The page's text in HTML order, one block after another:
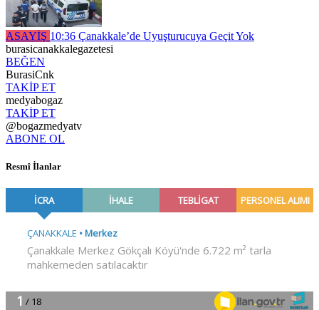
ASAYİŞ 10:36 Çanakkale’de Uyuşturucuya Geçit Yok
burasicanakkalegazetesi
BEĞEN
BurasiCnk
TAKİP ET
medyabogaz
TAKİP ET
@bogazmedyatv
ABONE OL
Resmî İlanlar